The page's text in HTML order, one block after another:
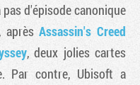
d'épisode canonique
aprèsAssassin's Creed
, deux jolies cartes
Par contre, Ubisoft a